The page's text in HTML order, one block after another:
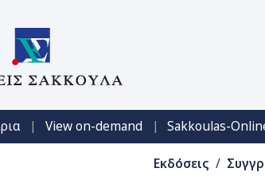
| View on-demand | Sakkoulas-
Εκδόσεις /